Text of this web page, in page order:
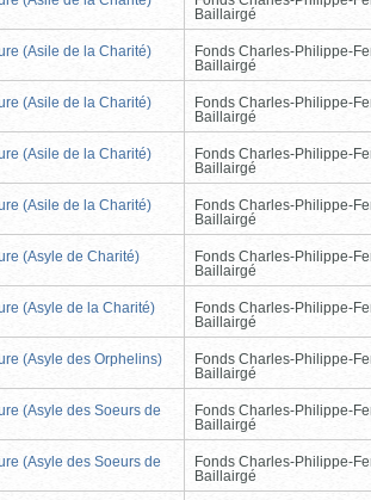
Baillairgé
(Asile de la Charité)
Fonds Charles-Philippe-
Baillairgé
(Asile de la Charité)
Fonds Charles-Philippe-
Baillairgé
(Asile de la Charité)
Fonds Charles-Philippe-
Baillairgé
(Asile de la Charité)
Fonds Charles-Philippe-
Baillairgé
(Asyle de Charité)
Fonds Charles-Philippe-
Baillairgé
(Asyle de la Charité)
Fonds Charles-Philippe-
Baillairgé
(Asyle des Orphelins)
Fonds Charles-Philippe-
Baillairgé
(Asyle des Soeurs de
Fonds Charles-Philippe-
Baillairgé
(Asyle des Soeurs de
Fonds Charles-Philippe-
Baillairgé